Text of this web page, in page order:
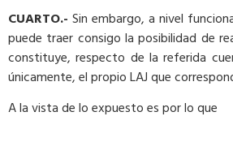
CUARTO.- Sin embargo, a nivel
puede traer consigo la posibilidad de
constituye, respecto de la referida
únicamente, el propio LAJ que
A la vista de lo expuesto es por lo que